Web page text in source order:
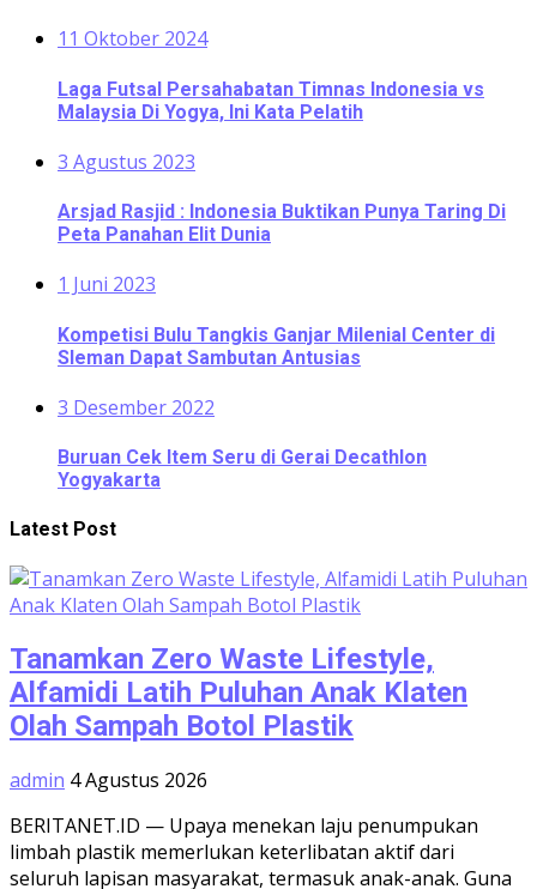
11 Oktober 2024
Laga Futsal Persahabatan Timnas Indonesia vs
Malaysia Di Yogya, Ini Kata Pelatih
3 Agustus 2023
Arsjad Rasjid : Indonesia Buktikan Punya Taring Di
Peta Panahan Elit Dunia
1 Juni 2023
Kompetisi Bulu Tangkis Ganjar Milenial Center di
Sleman Dapat Sambutan Antusias
3 Desember 2022
Buruan Cek Item Seru di Gerai Decathlon
Yogyakarta
Latest Post
Tanamkan Zero Waste Lifestyle,
Alfamidi Latih Puluhan Anak Klaten
Olah Sampah Botol Plastik
admin 4 Agustus 2026
BERITANET.ID — Upaya menekan laju penumpukan
limbah plastik memerlukan keterlibatan aktif dari
seluruh lapisan masyarakat, termasuk anak-anak. Guna